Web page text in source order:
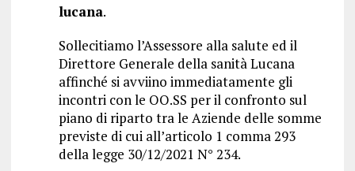
lucana.
Sollecitiamo l’Assessore alla salute ed il
Direttore Generale della sanità Lucana
affinché si avviino immediatamente gli
incontri con le OO.SS per il confronto sul
piano di riparto tra le Aziende delle somme
previste di cui all’articolo 1 comma 293
della legge 30/12/2021 N° 234.